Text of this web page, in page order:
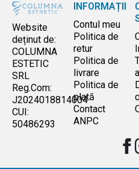
Website
deținut de:
COLUMNA
ESTETIC
SRL
Reg.Com:
J2024018814004
CUI:
50486293
INFORMAȚII
Contul meu
Politica de
retur
Politica de
livrare
Politica de
plată
Contact
ANPC